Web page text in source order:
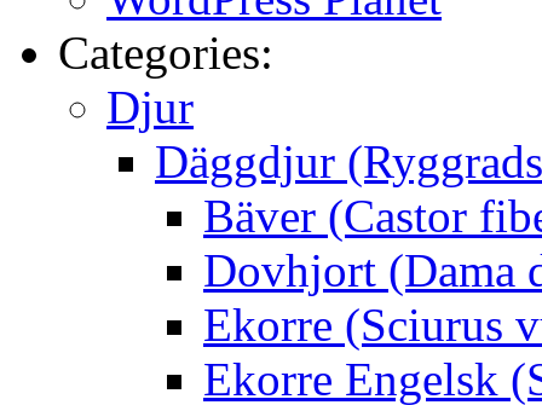
Categories:
Djur
Däggdjur
Bäver (Castor
Dovhjort (Dama
Ekorre (Sciurus
Ekorre Engelsk